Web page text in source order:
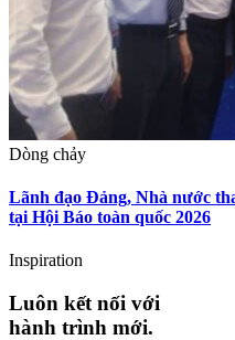
Dòng chảy
Lãnh đạo Đảng, Nhà nước
tại Hội Báo toàn quốc 2026
Inspiration
Luôn kết nối với
hành trình mới.